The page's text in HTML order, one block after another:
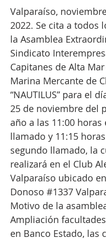
Valparaíso,
2022. Se cita a todos
la Asamblea
Sindicato
Capitanes de Alta
Marina Mercante de
“NAUTILUS” para el
25 de noviembre del
año a las 11:00
llamado y 11:15
segundo llamado, la
realizará en el Club
Valparaíso ubicado
Donoso #1337
Motivo de la
Ampliación
en Banco Estado, las